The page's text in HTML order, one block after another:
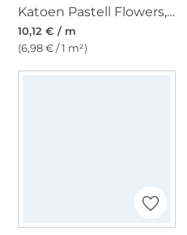
Katoen Pastell Flowers, oud blauwpaars
10,12 € / m
(6,98 € / 1 m²)